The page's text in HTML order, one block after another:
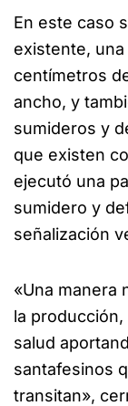
En este caso
existente,
centímetros
ancho, y
sumideros y
que existen
ejecutó una
sumidero y
señalización
«Una manera
la
salud
santafesinos
transitan»,